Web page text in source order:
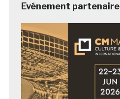
Evénement partenaire